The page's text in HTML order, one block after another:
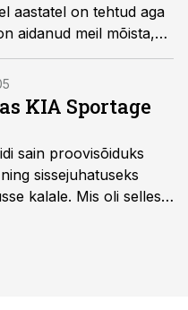
aastatel on tehtud aga
aidanud meil mõista,
on.
KIA Sportage
sain proovisõiduks
sissejuhatuseks
kalale. Mis oli selles